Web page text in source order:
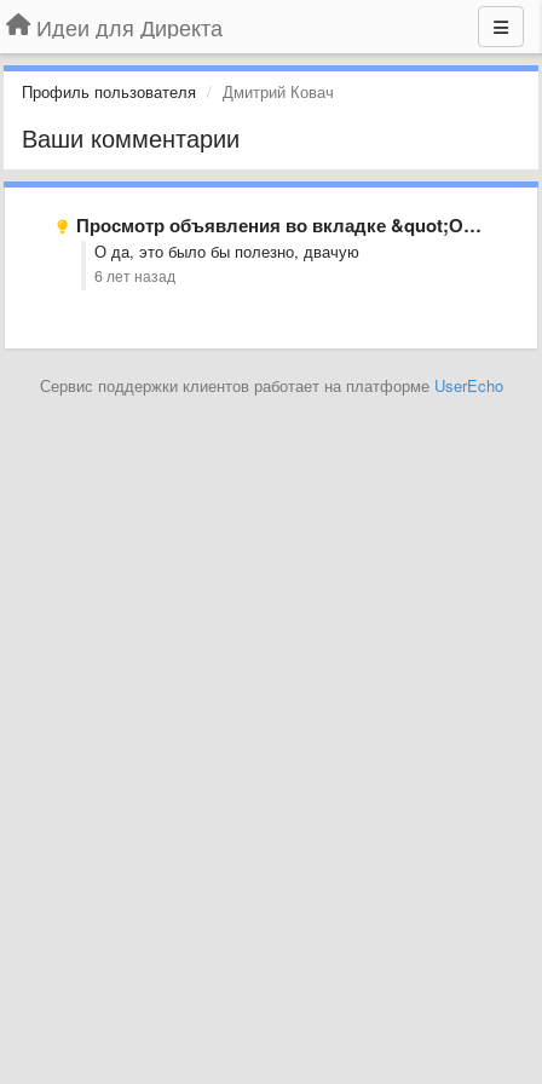
Идеи для Директа
Профиль пользователя Дмитрий Ковач
Ваши комментарии
Просмотр объявления во вкладке &quot;Объявления&quot;
О да, это было бы полезно, двачую
6 лет назад
Сервис поддержки клиентов работает на платформе UserEcho